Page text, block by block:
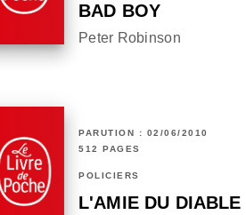
BAD BOY
Peter Robinson
PARUTION : 02/06/2010
512 PAGES
POLICIERS
L'AMIE DU DIABLE